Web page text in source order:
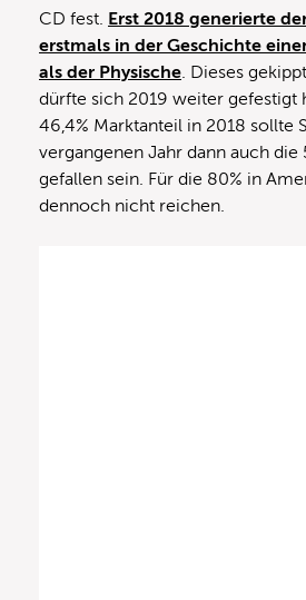
CD fest. Erst 2018 generierte
erstmals in der Geschichte
als der Physische. Dieses
dürfte sich 2019 weiter gefestigt
46,4% Marktanteil in 2018 sollte
vergangenen Jahr dann auch die
gefallen sein. Für die 80% in
dennoch nicht reichen.